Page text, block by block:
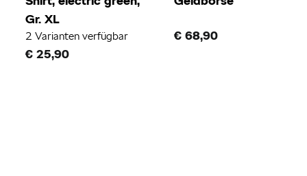
Gr. XL
2 Varianten verfügbar
€ 25,90
€ 68,90